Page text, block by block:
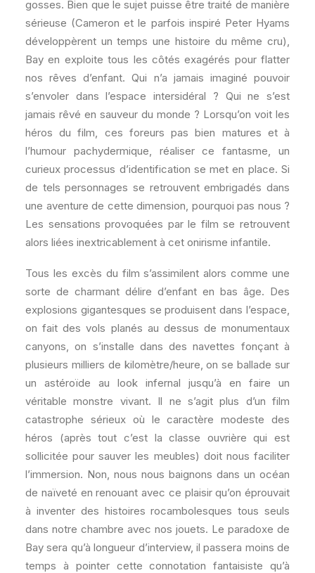
gosses. Bien que le sujet puisse être traité de manière
sérieuse (Cameron et le parfois inspiré Peter Hyams
développèrent un temps une histoire du même cru),
Bay en exploite tous les côtés exagérés pour flatter
nos rêves d’enfant. Qui n’a jamais imaginé pouvoir
s’envoler dans l’espace intersidéral ? Qui ne s’est
jamais rêvé en sauveur du monde ? Lorsqu’on voit les
héros du film, ces foreurs pas bien matures et à
l’humour pachydermique, réaliser ce fantasme, un
curieux processus d’identification se met en place. Si
de tels personnages se retrouvent embrigadés dans
une aventure de cette dimension, pourquoi pas nous ?
Les sensations provoquées par le film se retrouvent
alors liées inextricablement à cet onirisme infantile.
Tous les excès du film s’assimilent alors comme une
sorte de charmant délire d’enfant en bas âge. Des
explosions gigantesques se produisent dans l’espace,
on fait des vols planés au dessus de monumentaux
canyons, on s’installe dans des navettes fonçant à
plusieurs milliers de kilomètre/heure, on se ballade sur
un astéroïde au look infernal jusqu’à en faire un
véritable monstre vivant. Il ne s’agit plus d’un film
catastrophe sérieux où le caractère modeste des
héros (après tout c’est la classe ouvrière qui est
sollicitée pour sauver les meubles) doit nous faciliter
l’immersion. Non, nous nous baignons dans un océan
de naïveté en renouant avec ce plaisir qu’on éprouvait
à inventer des histoires rocambolesques tous seuls
dans notre chambre avec nos jouets. Le paradoxe de
Bay sera qu’à longueur d’interview, il passera moins de
temps à pointer cette connotation fantaisiste qu’à